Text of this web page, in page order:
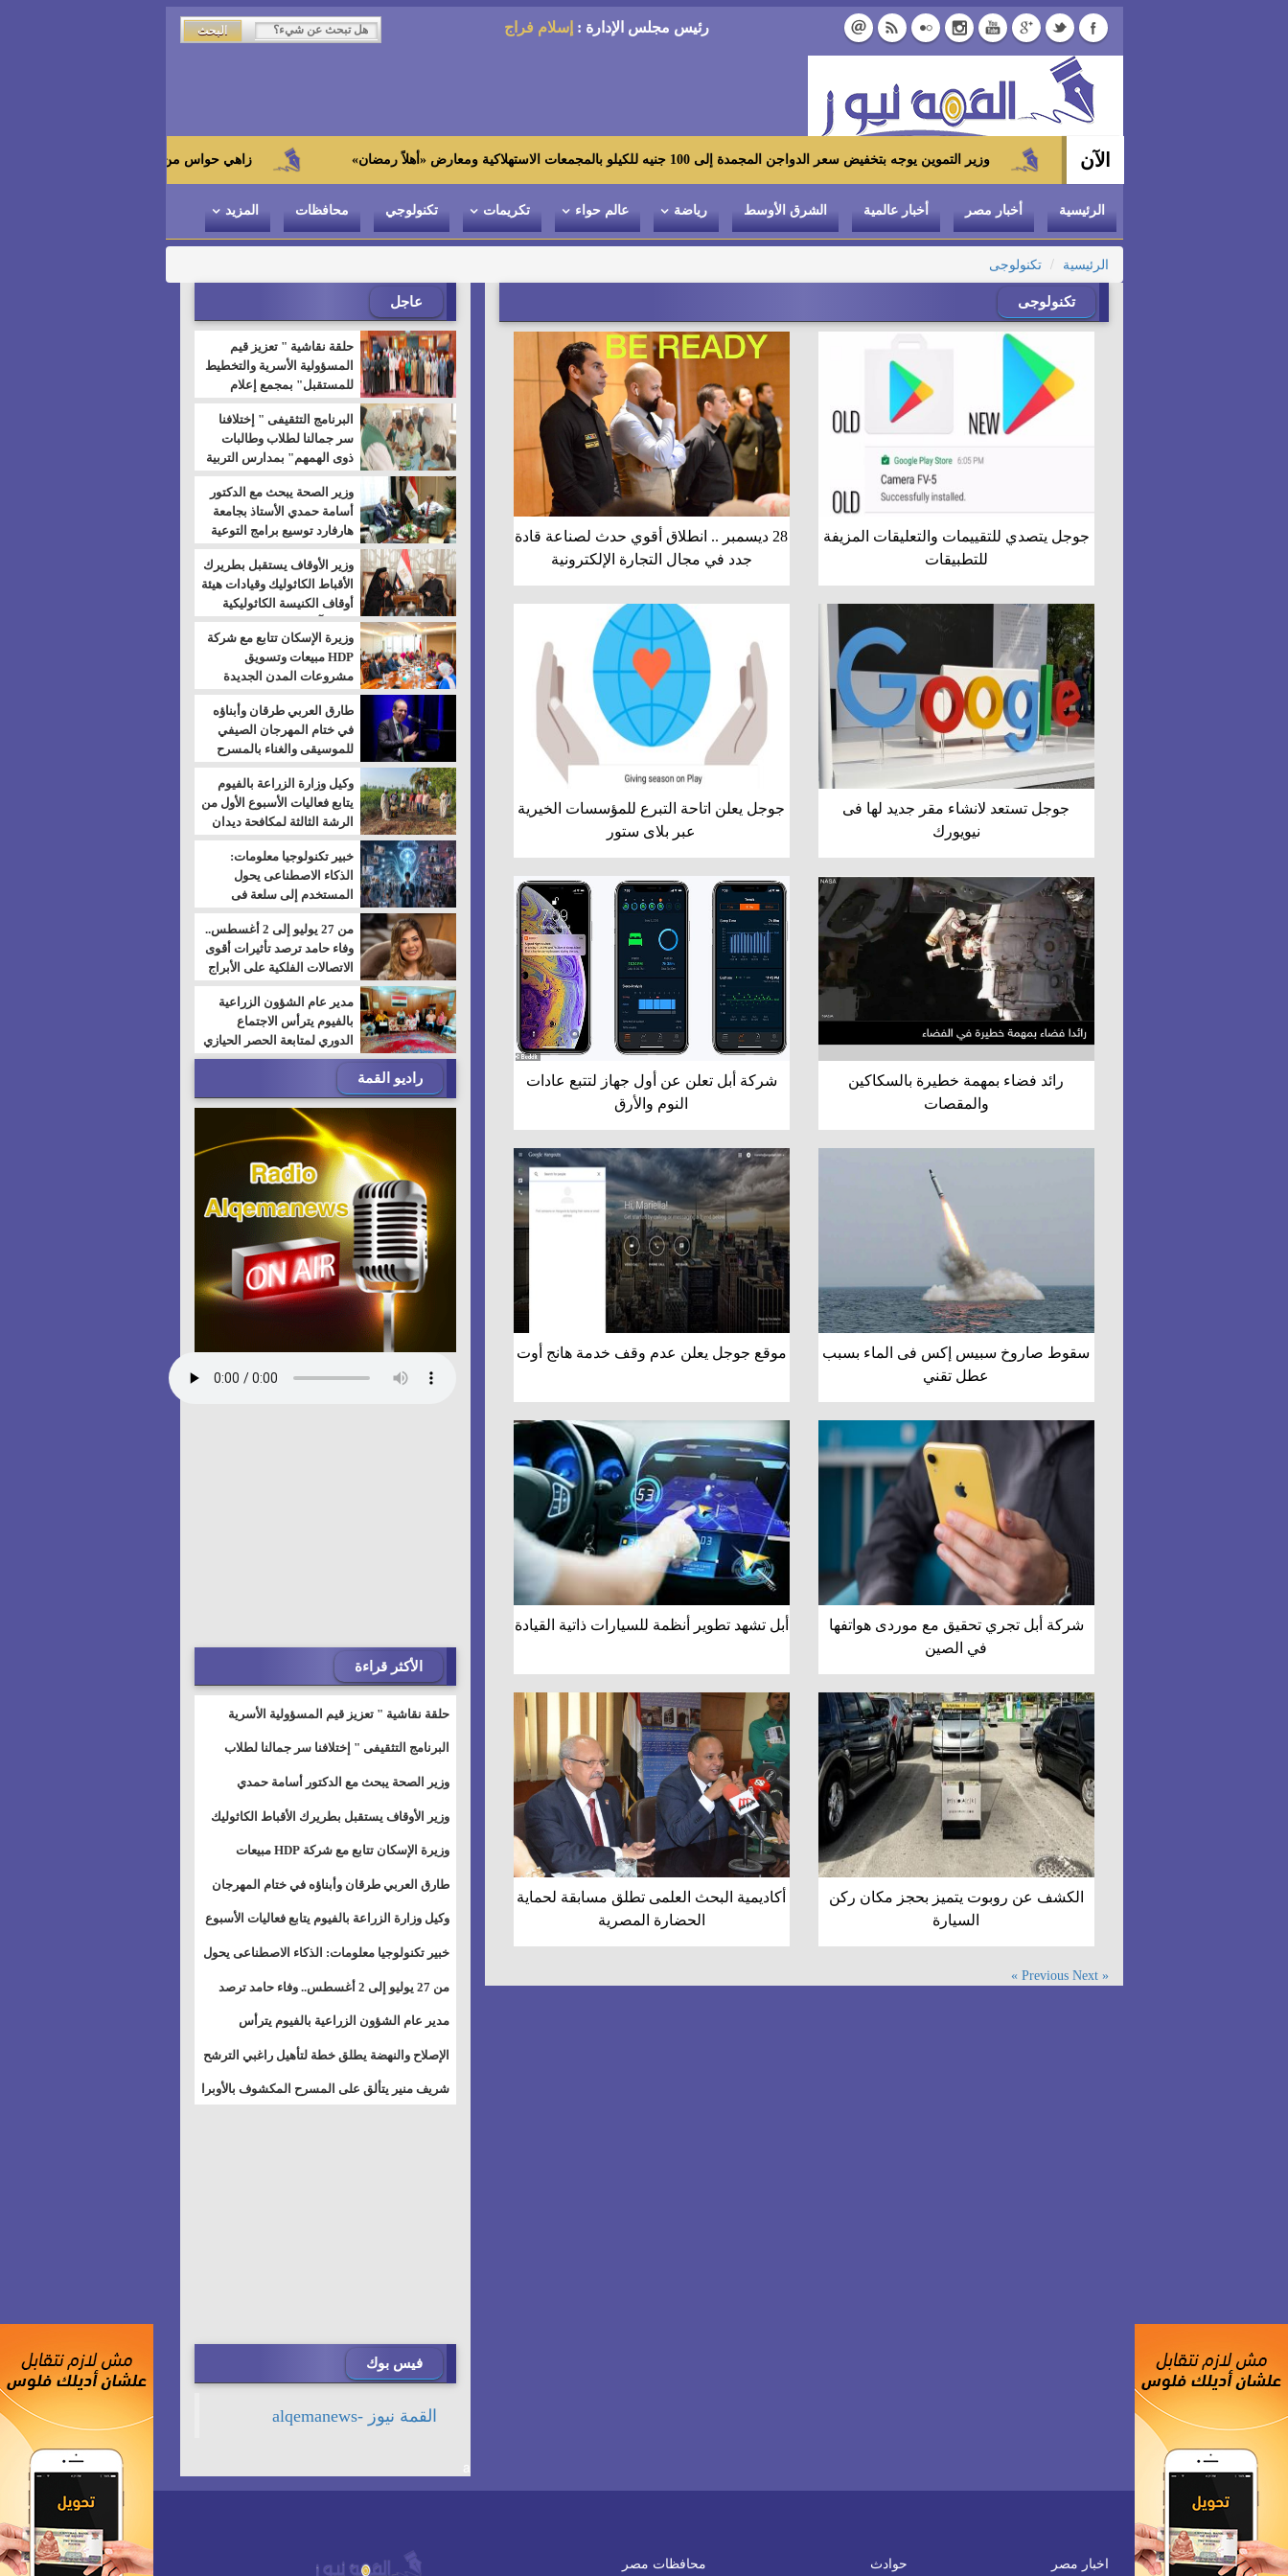
رئيس مجلس الإدارة : إسلام فراج
الآن زاهي حواس من الجامعة اليابانية : "توت عنخ آمون" هو وزير التموين يوجه بتخفيض سعر الدواجن المجمدة إلى 100 جنيه للكيلو بالمجمعات الاستهلاكية ومعارض «أهلاً رمضان»
الرئيسية أخبار مصر أخبار عالمية الشرق الأوسط رياضة عالم حواء تكريمات تكنولوجي محافظات المزيد
الرئيسية تكنولوجى
تكنولوجى
جوجل يتصدي للتقييمات والتعليقات المزيفة
للتطبيقات
28 ديسمبر .. انطلاق أقوي حدث لصناعة قادة
جدد في مجال التجارة الإلكترونية
جوجل تستعد لانشاء مقر جديد لها فى
نيويورك
جوجل يعلن اتاحة التبرع للمؤسسات الخيرية
عبر بلاى ستور
رائد فضاء بمهمة خطيرة بالسكاكين
والمقصات
شركة أبل تعلن عن أول جهاز لتتبع عادات
النوم والأرق
سقوط صاروخ سبيس إكس فى الماء بسبب
عطل تقني
موقع جوجل يعلن عدم وقف خدمة هانج أوت
شركة أبل تجري تحقيق مع موردى هواتفها
في الصين
أبل تشهد تطوير أنظمة للسيارات ذاتية القيادة
الكشف عن روبوت يتميز بحجز مكان ركن
السيارة
أكاديمية البحث العلمى تطلق مسابقة لحماية
الحضارة المصرية
« Previous
Next »
عاجل
حلقة نقاشية " تعزيز قيم
المسؤولية الأسرية والتخطيط
للمستقبل" بمجمع إعلام
السويس
البرنامج التثقيفى " إختلافنا
سر جمالنا لطلاب وطالبات
ذوى الهمهم" بمدارس التربية
الخاصة بالسويس
وزير الصحة يبحث مع الدكتور
أسامة حمدي الأستاذ بجامعة
هارفارد توسيع برامج التوعية
بمرض السكري
وزير الأوقاف يستقبل بطريرك
الأقباط الكاثوليك وقيادات هيئة
أوقاف الكنيسة الكاثوليكية
لبحث آفاق التعاون المشترك
وزيرة الإسكان تتابع مع شركة
HDP مبيعات وتسويق
مشروعات المدن الجديدة
طارق العربي طرقان وأبناؤه
في ختام المهرجان الصيفي
للموسيقى والغناء بالمسرح
المكشوف
وكيل وزارة الزراعة بالفيوم
يتابع فعاليات الأسبوع الأول من
الرشة الثالثة لمكافحة ديدان
اللوز للقطن
خبير تكنولوجيا معلومات:
الذكاء الاصطناعى يحول
المستخدم إلى سلعة فى
اقتصاد الانتباه
من 27 يوليو إلى 2 أغسطس..
وفاء حامد ترصد تأثيرات أقوى
الاتصالات الفلكية على الأبراج
مدير عام الشؤون الزراعية
بالفيوم يترأس الاجتماع
الدوري لمتابعة الحصر الحيازي
الجديدة
راديو القمة
الأكثر قراءة
حلقة نقاشية " تعزيز قيم المسؤولية الأسرية
البرنامج التثقيفى " إختلافنا سر جمالنا لطلاب
وطالبات ذوى الهمهم" بمدارس التربية الخاصة
وزير الصحة يبحث مع الدكتور أسامة حمدي
الأستاذ بجامعة هارفارد توسيع برامج التوعية
وزير الأوقاف يستقبل بطريرك الأقباط الكاثوليك
وزيرة الإسكان تتابع مع شركة HDP مبيعات
وتسويق مشروعات المدن الجديدة
طارق العربي طرقان وأبناؤه في ختام المهرجان
الصيفي للموسيقى والغناء بالمسرح المكشوف
وكيل وزارة الزراعة بالفيوم يتابع فعاليات الأسبوع
خبير تكنولوجيا معلومات: الذكاء الاصطناعى يحول
المستخدم إلى سلعة فى اقتصاد الانتباه
من 27 يوليو إلى 2 أغسطس.. وفاء حامد ترصد
تأثيرات أقوى الاتصالات الفلكية على الأبراج
مدير عام الشؤون الزراعية بالفيوم يترأس
الاجتماع الدوري لمتابعة الحصر الحيازي الجديدة
الإصلاح والنهضة يطلق خطة لتأهيل راغبي الترشح
للمجالس الشعبية المحلية ويستعرض خطط
أماناته بالمحافظات
شريف منير يتألق على المسرح المكشوف بالأوبرا
فيس بوك
a
اخبار مصر حوادث محافظات مصر